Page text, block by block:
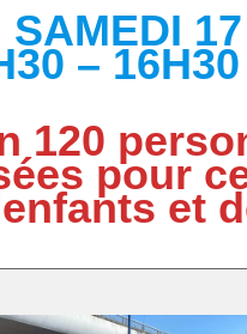
SAMEDI
– 16H30
120
pour
et